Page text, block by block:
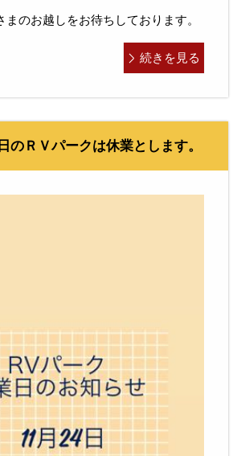
まのお越しをお待ちしております。
続きを見る
のＲＶパークは休業とします。